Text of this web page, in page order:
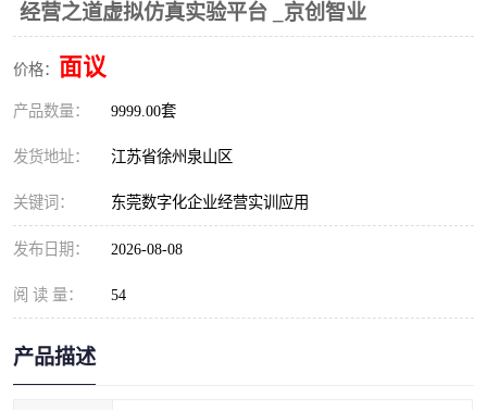
经营之道虚拟仿真实验平台 _京创智业
价格： 面议
产品数量： 9999.00套
发货地址： 江苏省徐州泉山区
关键词： 东莞数字化企业经营实训应用
发布日期： 2026-08-08
阅 读 量： 54
产品描述